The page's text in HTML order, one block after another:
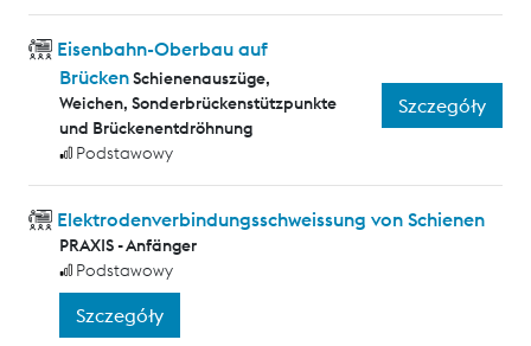
Eisenbahn-Oberbau auf
BrückenSchienenauszüge,
Weichen, Sonderbrückenstützpunkte
und Brückenentdröhnung
Podstawowy
Szczegóły
Elektrodenverbindungsschweissung von Schienen
PRAXIS - Anfänger
Podstawowy
Szczegóły